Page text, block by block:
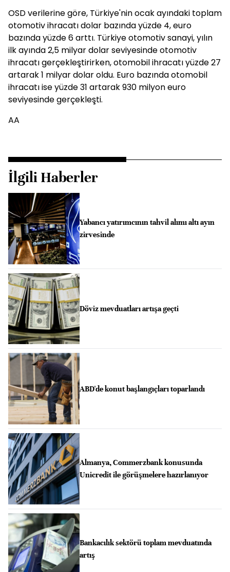
OSD verilerine göre, Türkiye'nin ocak ayındaki toplam
otomotiv ihracatı dolar bazında yüzde 4, euro
bazında yüzde 6 arttı. Türkiye otomotiv sanayi, yılın
ilk ayında 2,5 milyar dolar seviyesinde otomotiv
ihracatı gerçekleştirirken, otomobil ihracatı yüzde 27
artarak 1 milyar dolar oldu. Euro bazında otomobil
ihracatı ise yüzde 31 artarak 930 milyon euro
seviyesinde gerçekleşti.
AA
İlgili Haberler
Yabancı yatırımcının tahvil alımı altı ayın
zirvesinde
Döviz mevduatları artışa geçti
ABD'de konut başlangıçları toparlandı
Almanya, Commerzbank konusunda
Unicredit ile görüşmelere hazırlanıyor
Bankacılık sektörü toplam mevduatında
artış